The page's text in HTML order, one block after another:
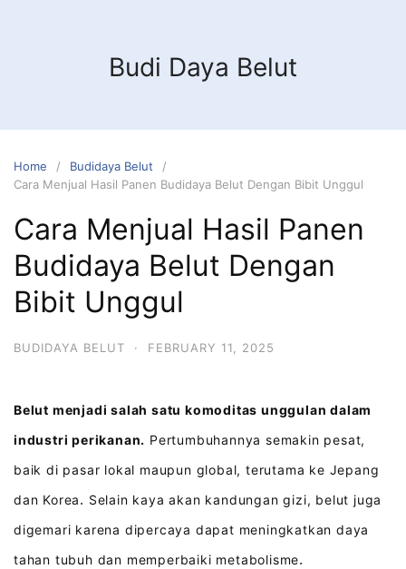
Budi Daya Belut
Home
Budidaya Belut
Cara Menjual Hasil Panen Budidaya Belut Dengan Bibit Unggul
Cara Menjual Hasil Panen
Budidaya Belut Dengan
Bibit Unggul
BUDIDAYA BELUT · FEBRUARY 11, 2025
Belut menjadi salah satu komoditas unggulan dalam
industri perikanan. Pertumbuhannya semakin pesat,
baik di pasar lokal maupun global, terutama ke Jepang
dan Korea. Selain kaya akan kandungan gizi, belut juga
digemari karena dipercaya dapat meningkatkan daya
tahan tubuh dan memperbaiki metabolisme.